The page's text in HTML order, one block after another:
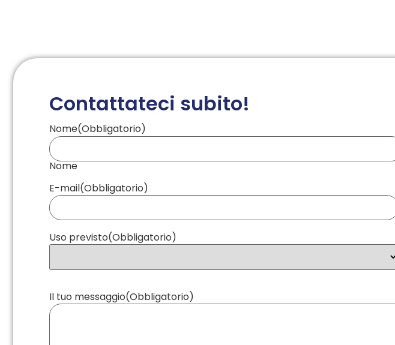
Contattateci subito!
Nome(Obbligatorio)
Nome
E-mail(Obbligatorio)
Uso previsto(Obbligatorio)
Il tuo messaggio(Obbligatorio)